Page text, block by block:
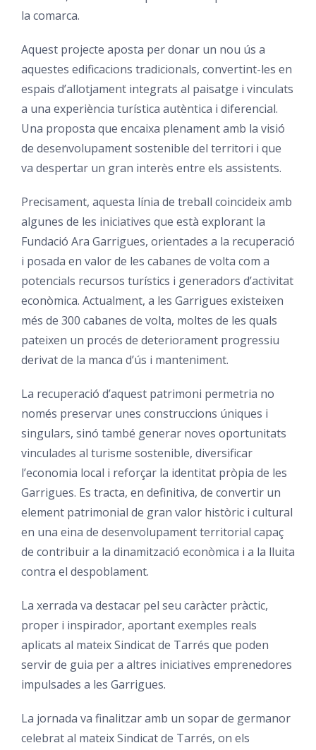
la comarca.
Aquest projecte aposta per donar un nou ús a
aquestes edificacions tradicionals, convertint-les en
espais d’allotjament integrats al paisatge i vinculats
a una experiència turística autèntica i diferencial.
Una proposta que encaixa plenament amb la visió
de desenvolupament sostenible del territori i que
va despertar un gran interès entre els assistents.
Precisament, aquesta línia de treball coincideix amb
algunes de les iniciatives que està explorant la
Fundació Ara Garrigues, orientades a la recuperació
i posada en valor de les cabanes de volta com a
potencials recursos turístics i generadors d’activitat
econòmica. Actualment, a les Garrigues existeixen
més de 300 cabanes de volta, moltes de les quals
pateixen un procés de deteriorament progressiu
derivat de la manca d’ús i manteniment.
La recuperació d’aquest patrimoni permetria no
només preservar unes construccions úniques i
singulars, sinó també generar noves oportunitats
vinculades al turisme sostenible, diversificar
l’economia local i reforçar la identitat pròpia de les
Garrigues. Es tracta, en definitiva, de convertir un
element patrimonial de gran valor històric i cultural
en una eina de desenvolupament territorial capaç
de contribuir a la dinamització econòmica i a la lluita
contra el despoblament.
La xerrada va destacar pel seu caràcter pràctic,
proper i inspirador, aportant exemples reals
aplicats al mateix Sindicat de Tarrés que poden
servir de guia per a altres iniciatives emprenedores
impulsades a les Garrigues.
La jornada va finalitzar amb un sopar de germanor
celebrat al mateix Sindicat de Tarrés, on els